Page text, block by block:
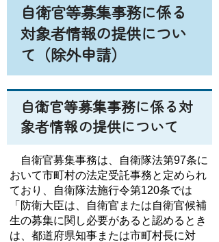
自衛官等募集事務に係る
対象者情報の提供につい
て（除外申請）
自衛官等募集事務に係る対
象者情報の提供について
自衛官募集事務は、自衛隊法第97条に
おいて市町村の法定受託事務と定められ
ており、自衛隊法施行令第120条では
「防衛大臣は、自衛官または自衛官候補
生の募集に関し必要があると認めるとき
は、都道府県知事または市町村長に対